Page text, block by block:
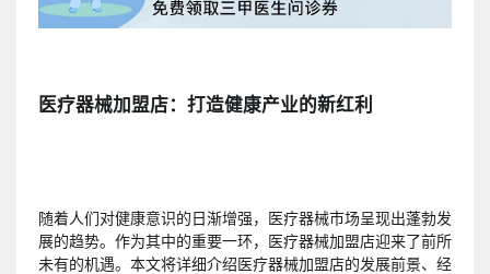
医疗器械加盟店：打造健康产业的新红利
随着人们对健康意识的日渐增强，医疗器械市场呈现出蓬勃发
展的趋势。作为其中的重要一环，医疗器械加盟店迎来了前所
未有的机遇。本文将详细介绍医疗器械加盟店的发展前景、经